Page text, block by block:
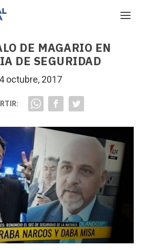
DE MAGARIO EN
DE SEGURIDAD
4 octubre, 2017